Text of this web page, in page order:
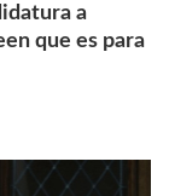
a
que es para